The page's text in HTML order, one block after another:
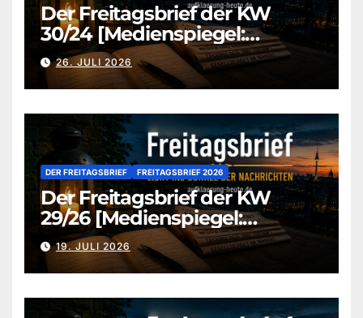
Der Freitagsbrief der KW
30/24 [Medienspiegel:
aufklaerung-heute-de]
26. JULI 2026
DER FREITAGSBRIEF FREITAGSBRIEF 2026
Der Freitagsbrief der KW
29/26 [Medienspiegel:
aufklaerung-heute.de]
19. JULI 2026